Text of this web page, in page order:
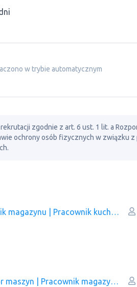
w trybie automatycznym
zgodnie z art. 6 ust. 1 lit. a
ochrony osób fizycznych w związku